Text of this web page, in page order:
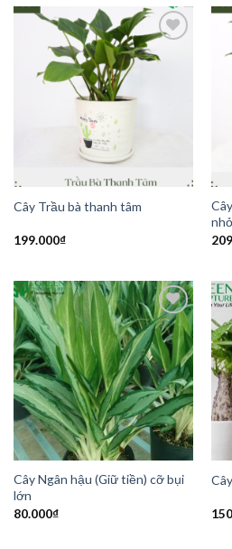
Cây Trầu bà thanh tâm
199.000₫
nhỏ
Add to
Wishlist
Cây Ngân hậu (Giữ tiền) cỡ bụi
lớn
80.000₫